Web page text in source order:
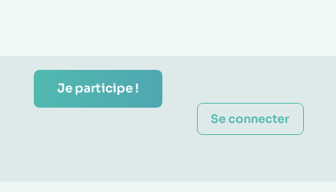
Je participe !
Se connecter